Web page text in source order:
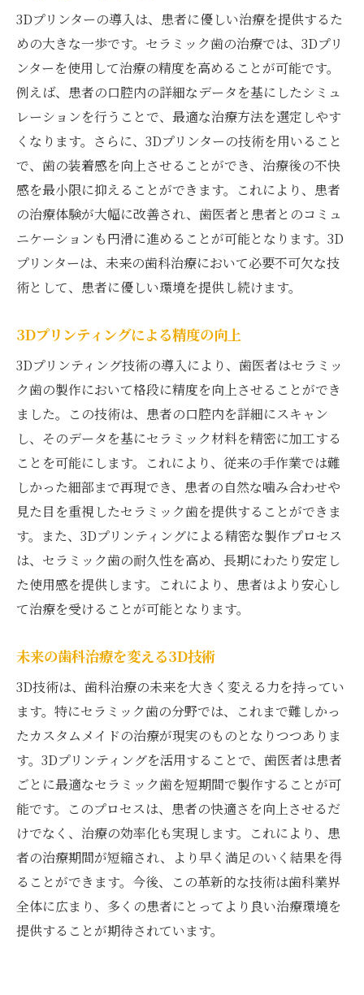
3Dプリンターの導入は、患者に優しい治療を提供するた
めの大きな一歩です。セラミック歯の治療では、3Dプリ
ンターを使用して治療の精度を高めることが可能です。
例えば、患者の口腔内の詳細なデータを基にしたシミュ
レーションを行うことで、最適な治療方法を選定しやす
くなります。さらに、3Dプリンターの技術を用いること
で、歯の装着感を向上させることができ、治療後の不快
感を最小限に抑えることができます。これにより、患者
の治療体験が大幅に改善され、歯医者と患者とのコミュ
ニケーションも円滑に進めることが可能となります。3D
プリンターは、未来の歯科治療において必要不可欠な技
術として、患者に優しい環境を提供し続けます。
3Dプリンティングによる精度の向上
3Dプリンティング技術の導入により、歯医者はセラミッ
ク歯の製作において格段に精度を向上させることができ
ました。この技術は、患者の口腔内を詳細にスキャン
し、そのデータを基にセラミック材料を精密に加工する
ことを可能にします。これにより、従来の手作業では難
しかった細部まで再現でき、患者の自然な噛み合わせや
見た目を重視したセラミック歯を提供することができま
す。また、3Dプリンティングによる精密な製作プロセス
は、セラミック歯の耐久性を高め、長期にわたり安定し
た使用感を提供します。これにより、患者はより安心し
て治療を受けることが可能となります。
未来の歯科治療を変える3D技術
3D技術は、歯科治療の未来を大きく変える力を持ってい
ます。特にセラミック歯の分野では、これまで難しかっ
たカスタムメイドの治療が現実のものとなりつつありま
す。3Dプリンティングを活用することで、歯医者は患者
ごとに最適なセラミック歯を短期間で製作することが可
能です。このプロセスは、患者の快適さを向上させるだ
けでなく、治療の効率化も実現します。これにより、患
者の治療期間が短縮され、より早く満足のいく結果を得
ることができます。今後、この革新的な技術は歯科業界
全体に広まり、多くの患者にとってより良い治療環境を
提供することが期待されています。